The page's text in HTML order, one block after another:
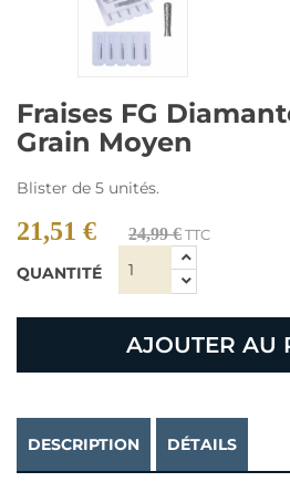
Fraises FG
Grain Moyen
Blister de 5 unités.
21,51 € 24,99 €TTC
QUANTITÉ
AJOUTER AU
DESCRIPTION DÉTAILS